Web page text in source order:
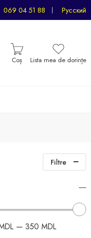
069 04 51 88 Русский
Coș Lista mea de dorințe
Filtre
— 350 MDL